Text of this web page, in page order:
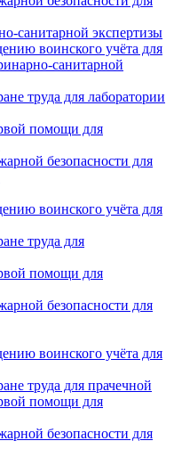
санитарной экспертизы
воинского учёта для
санитарной
труда для лаборатории
помощи для
безопасности для
воинского учёта для
труда для
помощи для
безопасности для
воинского учёта для
труда для прачечной
помощи для
безопасности для